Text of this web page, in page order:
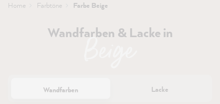
Home Farbtöne Farbe Beige
Wandfarben & Lacke in
Wandfarben Lacke